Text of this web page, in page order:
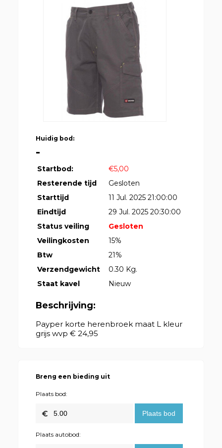
Huidig bod:
-
Startbod:
€5,00
Resterende tijd
Gesloten
Starttijd
11 Jul. 2025 21:00:00
Eindtijd
29 Jul. 2025 20:30:00
Status veiling
Gesloten
Veilingkosten
15%
Btw
21%
Verzendgewicht
0.30 Kg.
Staat kavel
Nieuw
Beschrijving:
Payper korte herenbroek maat L kleur
grijs wvp € 24,95
Breng een bieding uit
Plaats bod:
Plaats autobod: